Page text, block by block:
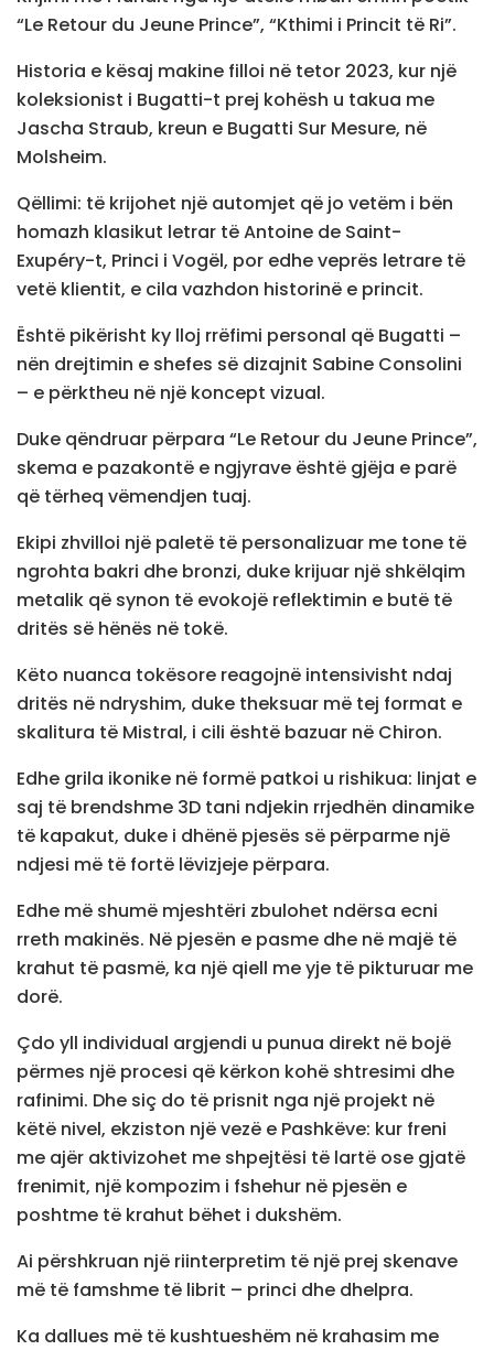
“Le Retour du Jeune Prince”, “Kthimi i Princit të Ri”.
Historia e kësaj makine filloi në tetor 2023, kur një
koleksionist i Bugatti-t prej kohësh u takua me
Jascha Straub, kreun e Bugatti Sur Mesure, në
Molsheim.
Qëllimi: të krijohet një automjet që jo vetëm i bën
homazh klasikut letrar të Antoine de Saint-
Exupéry-t, Princi i Vogël, por edhe veprës letrare të
vetë klientit, e cila vazhdon historinë e princit.
Është pikërisht ky lloj rrëfimi personal që Bugatti –
nën drejtimin e shefes së dizajnit Sabine Consolini
– e përktheu në një koncept vizual.
Duke qëndruar përpara “Le Retour du Jeune Prince”,
skema e pazakontë e ngjyrave është gjëja e parë
që tërheq vëmendjen tuaj.
Ekipi zhvilloi një paletë të personalizuar me tone të
ngrohta bakri dhe bronzi, duke krijuar një shkëlqim
metalik që synon të evokojë reflektimin e butë të
dritës së hënës në tokë.
Këto nuanca tokësore reagojnë intensivisht ndaj
dritës në ndryshim, duke theksuar më tej format e
skalitura të Mistral, i cili është bazuar në Chiron.
Edhe grila ikonike në formë patkoi u rishikua: linjat e
saj të brendshme 3D tani ndjekin rrjedhën dinamike
të kapakut, duke i dhënë pjesës së përparme një
ndjesi më të fortë lëvizjeje përpara.
Edhe më shumë mjeshtëri zbulohet ndërsa ecni
rreth makinës. Në pjesën e pasme dhe në majë të
krahut të pasmë, ka një qiell me yje të pikturuar me
dorë.
Çdo yll individual argjendi u punua direkt në bojë
përmes një procesi që kërkon kohë shtresimi dhe
rafinimi. Dhe siç do të prisnit nga një projekt në
këtë nivel, ekziston një vezë e Pashkëve: kur freni
me ajër aktivizohet me shpejtësi të lartë ose gjatë
frenimit, një kompozim i fshehur në pjesën e
poshtme të krahut bëhet i dukshëm.
Ai përshkruan një riinterpretim të një prej skenave
më të famshme të librit – princi dhe dhelpra.
Ka dallues më të kushtueshëm në krahasim me